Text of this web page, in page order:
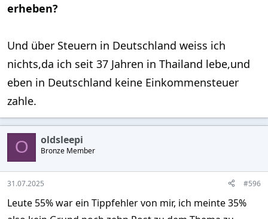
erheben?
Und über Steuern in Deutschland weiss ich
nichts,da ich seit 37 Jahren in Thailand lebe,und
eben in Deutschland keine Einkommensteuer
zahle.
O oldsleepi
Bronze Member
31.07.2025 #596
Leute 55% war ein Tippfehler von mir, ich meinte 35%